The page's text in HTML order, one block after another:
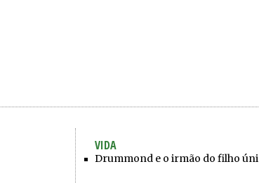
VIDA
Drummond e o irmão do filho